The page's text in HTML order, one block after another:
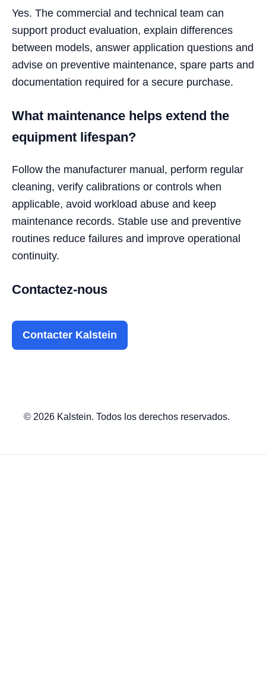
Yes. The commercial and technical team can
support product evaluation, explain differences
between models, answer application questions and
advise on preventive maintenance, spare parts and
documentation required for a secure purchase.
What maintenance helps extend the
equipment lifespan?
Follow the manufacturer manual, perform regular
cleaning, verify calibrations or controls when
applicable, avoid workload abuse and keep
maintenance records. Stable use and preventive
routines reduce failures and improve operational
continuity.
Contactez-nous
Contacter Kalstein
© 2026 Kalstein. Todos los derechos reservados.